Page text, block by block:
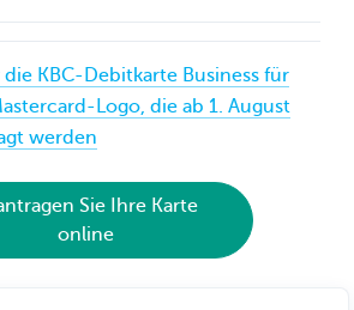
KBC-Debitkarte Business für
Logo, die ab 1. August
werden
Sie Ihre Karte
online